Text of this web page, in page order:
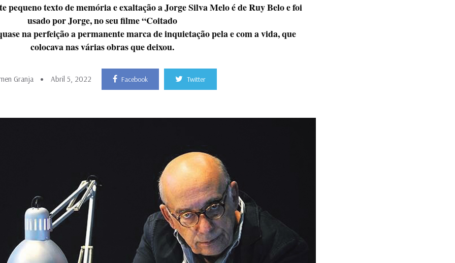
pequeno texto de memória e exaltação a Jorge Silva Melo é de Ruy Belo e foi
usado por Jorge, no seu filme “Coitado
na perfeição a permanente marca de inquietação pela e com a vida, que
colocava nas várias obras que deixou.
Granja Abril 5, 2022 Facebook Twitter